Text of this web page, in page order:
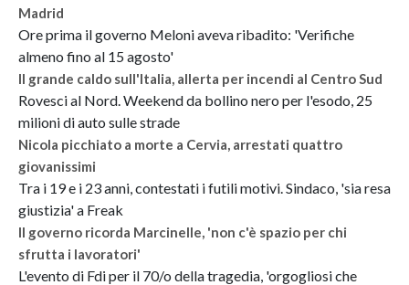
Madrid
Ore prima il governo Meloni aveva ribadito: 'Verifiche
almeno fino al 15 agosto'
Il grande caldo sull'Italia, allerta per incendi al Centro Sud
Rovesci al Nord. Weekend da bollino nero per l'esodo, 25
milioni di auto sulle strade
Nicola picchiato a morte a Cervia, arrestati quattro
giovanissimi
Tra i 19 e i 23 anni, contestati i futili motivi. Sindaco, 'sia resa
giustizia' a Freak
Il governo ricorda Marcinelle, 'non c'è spazio per chi
sfrutta i lavoratori'
L'evento di Fdi per il 70/o della tragedia, 'orgogliosi che